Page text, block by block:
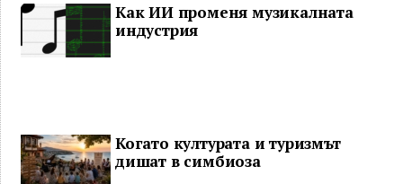
Как ИИ променя музикалната
индустрия
Когато културата и туризмът
дишат в симбиоза